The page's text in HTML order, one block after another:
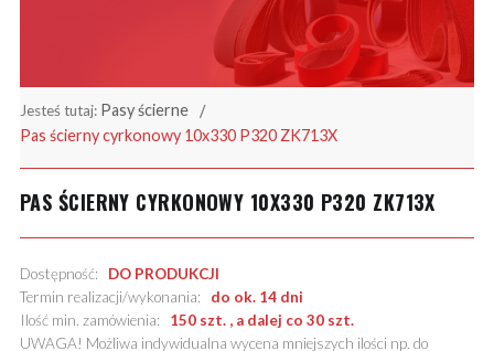
Jesteś tutaj: Pasy ścierne
Pas ścierny cyrkonowy 10x330 P320 ZK713X
PAS ŚCIERNY CYRKONOWY 10X330 P320 ZK713X
Dostępność: DO PRODUKCJI
Termin realizacji/wykonania: do ok. 14 dni
Ilość min. zamówienia: 150 szt. , a dalej co 30 szt.
UWAGA! Możliwa indywidualna wycena mniejszych ilości np. do